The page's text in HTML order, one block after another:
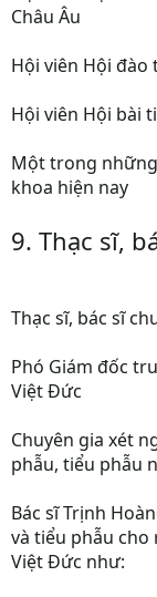
Châu Âu
Hội viên Hội đào
Hội viên Hội bài
Một trong
khoa hiện nay
9. Thạc sĩ,
Thạc sĩ, bác sĩ
Phó Giám đốc
Việt Đức
Chuyên gia xét
phẫu, tiểu phẫu
Bác sĩ Trịnh
và tiểu phẫu
Việt Đức như: